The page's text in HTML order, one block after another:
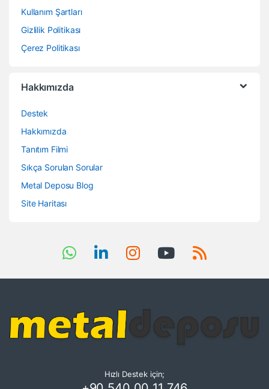
Kullanım Şartları
Gizlilik Politikası
Çerez Politikası
Hakkımızda
Destek
Hakkımızda
Tanıtım Filmi
Sıkça Sorulan Sorular
Metal Deposu Blog
Site Haritası
Hızlı Destek için;